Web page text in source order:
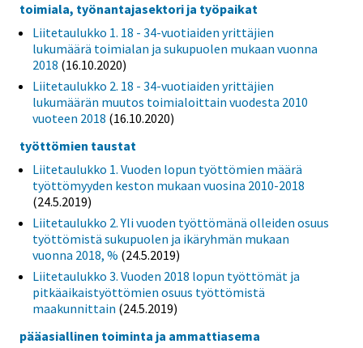
toimiala, työnantajasektori ja työpaikat
Liitetaulukko 1. 18 - 34-vuotiaiden yrittäjien
lukumäärä toimialan ja sukupuolen mukaan vuonna
2018 (16.10.2020)
Liitetaulukko 2. 18 - 34-vuotiaiden yrittäjien
lukumäärän muutos toimialoittain vuodesta 2010
vuoteen 2018 (16.10.2020)
työttömien taustat
Liitetaulukko 1. Vuoden lopun työttömien määrä
työttömyyden keston mukaan vuosina 2010-2018
(24.5.2019)
Liitetaulukko 2. Yli vuoden työttömänä olleiden osuus
työttömistä sukupuolen ja ikäryhmän mukaan
vuonna 2018, % (24.5.2019)
Liitetaulukko 3. Vuoden 2018 lopun työttömät ja
pitkäaikaistyöttömien osuus työttömistä
maakunnittain (24.5.2019)
pääasiallinen toiminta ja ammattiasema